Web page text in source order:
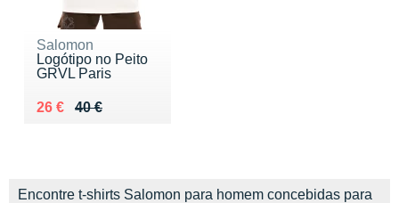
Salomon
Logótipo no Peito
GRVL Paris
40 €
Au lieu de 40 €
26 €
Vendu 26 €
Encontre t-shirts Salomon para homem concebidas para